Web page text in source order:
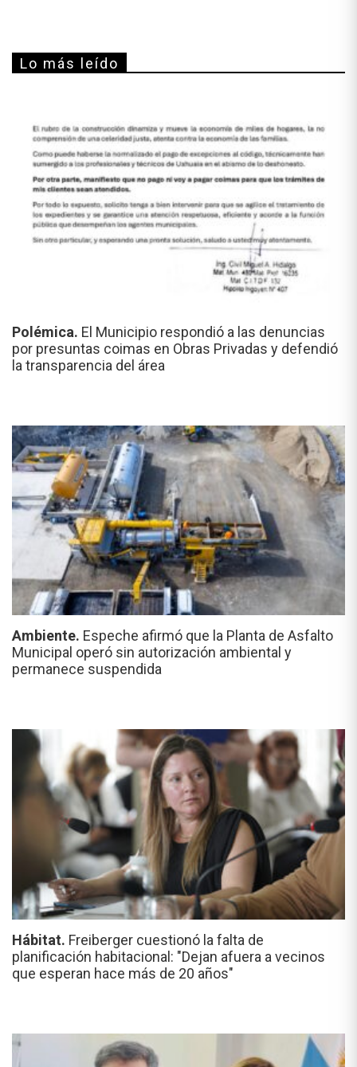
Lo más leído
Polémica. El Municipio respondió a las denuncias
por presuntas coimas en Obras Privadas y defendió
la transparencia del área
Ambiente. Espeche afirmó que la Planta de Asfalto
Municipal operó sin autorización ambiental y
permanece suspendida
Hábitat. Freiberger cuestionó la falta de
planificación habitacional: "Dejan afuera a vecinos
que esperan hace más de 20 años"